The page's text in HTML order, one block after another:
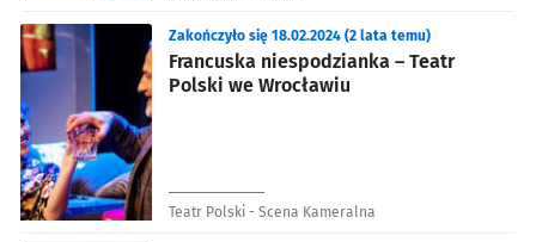
Francuska niespodzianka – Teatr
Polski we Wrocławiu
Zakończyło się 18.02.2024 (2 lata temu)
Teatr Polski - Scena Kameralna